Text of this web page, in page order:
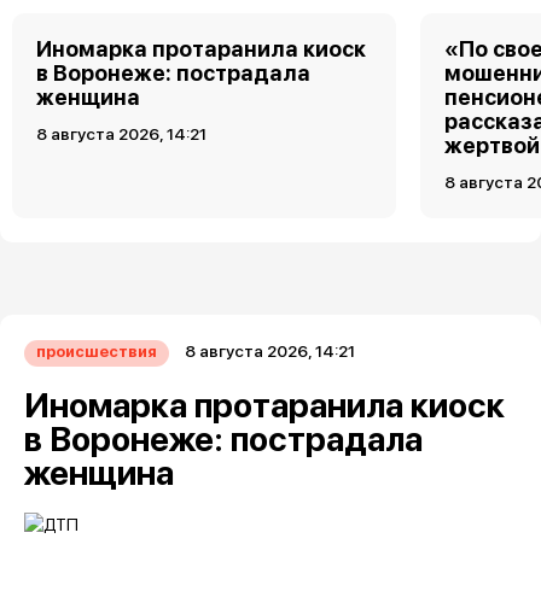
Иномарка протаранила киоск
в Воронеже: пострадала
женщина
8 августа 2026, 14:21
«По
8 августа
происшествия 8 августа 2026, 14:21
Иномарка протаранила киоск
в Воронеже: пострадала
женщина